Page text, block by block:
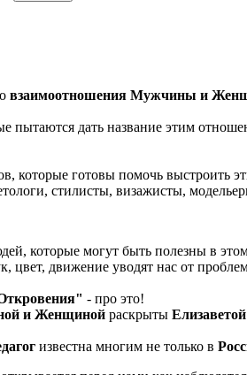
взаимоотношения Мужчины и
пытаются дать название этим
которые готовы помочь выстроить
стилисты, визажисты,
которые могут быть полезны в
цвет, движение уводят нас от
- про это!
и Женщиной раскрыты
известна многим не только в